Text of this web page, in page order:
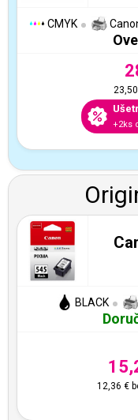
CMYK
+2ks
BLACK
12,36 €